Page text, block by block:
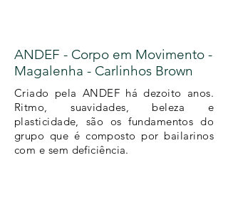
ANDEF - Corpo em Movimento -
Magalenha - Carlinhos Brown
Criado pela ANDEF há dezoito anos.
Ritmo, suavidades, beleza e
plasticidade, são os fundamentos do
grupo que é composto por bailarinos
com e sem deficiência.